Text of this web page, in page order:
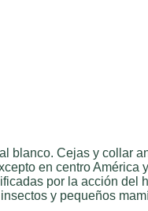
blanco. Cejas y collar
en centro
por la acción
y pequeños